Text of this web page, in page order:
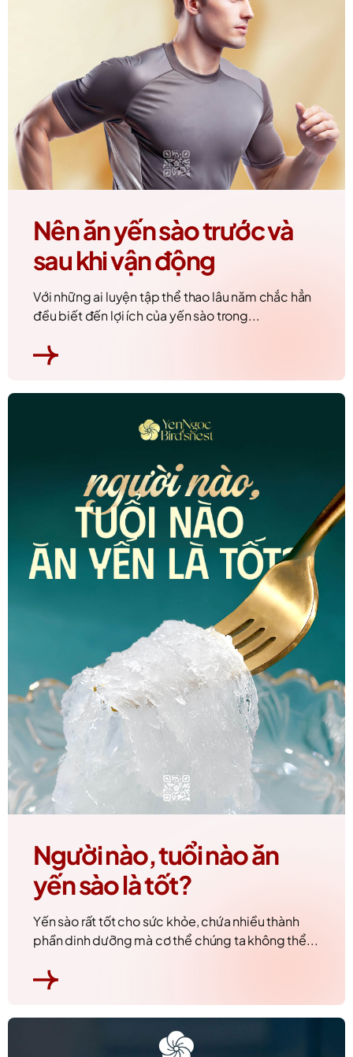
Nên ăn yến sào trước và
sau khi vận động
Với những ai luyện tập thể thao lâu năm chắc hẳn
đều biết đến lợi ích của yến sào trong...
Người nào, tuổi nào ăn
yến sào là tốt?
Yến sào rất tốt cho sức khỏe, chứa nhiều thành
phần dinh dưỡng mà cơ thể chúng ta không thể...